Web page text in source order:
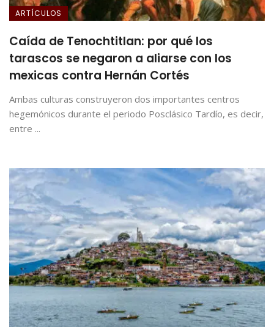
ARTÍCULOS
Caída de Tenochtitlan: por qué los
tarascos se negaron a aliarse con los
mexicas contra Hernán Cortés
Ambas culturas construyeron dos importantes centros
hegemónicos durante el periodo Posclásico Tardío, es decir,
entre ...